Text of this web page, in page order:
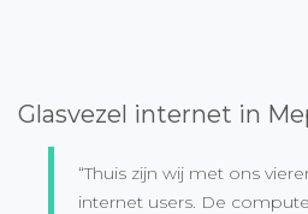
Glasvezel internet in
“Thuis zijn wij met ons
internet users. De